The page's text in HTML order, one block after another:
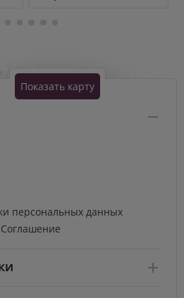
Показать карту
персональных данных